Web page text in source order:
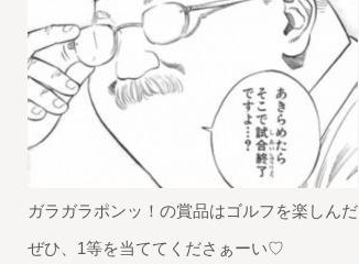
ガラガラポンッ！の賞品はゴルフを楽しん
ぜひ、1等を当ててくださぁーい♡